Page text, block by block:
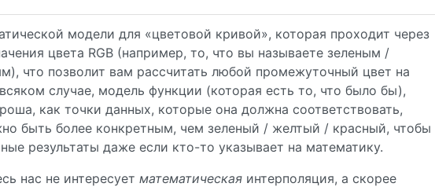
модели для «цветовой кривой», которая проходит через
цвета RGB (например, то, что вы называете зеленым /
что позволит вам рассчитать любой промежуточный цвет на
случае, модель функции (которая есть то, что было бы),
как точки данных, которые она должна соответствовать,
быть более конкретным, чем зеленый / желтый / красный, чтобы
результаты даже если кто-то указывает на математику.
нас не интересует математическая интерполяция, а скорее